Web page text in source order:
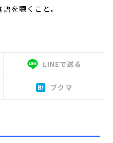
を聴くこと。
LINEで送る
ブクマ